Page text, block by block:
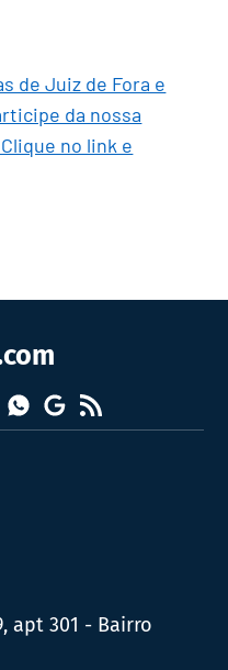
de Juiz de Fora e
da nossa
no link e
Whatsapp
Google
News
RSS
apt 301 - Bairro